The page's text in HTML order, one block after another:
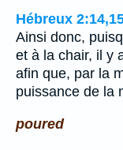
Hébreux
Ainsi donc,
et à la chair, il y
afin que, par la
puissance de la
poured